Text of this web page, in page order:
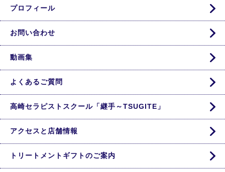
プロフィール
お問い合わせ
動画集
よくあるご質問
高崎セラピストスクール「継手～TSUGITE」
アクセスと店舗情報
トリートメントギフトのご案内